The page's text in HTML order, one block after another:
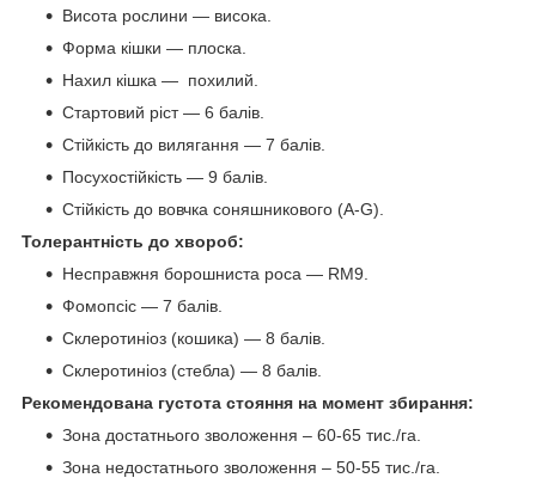
Висота рослини — висока.
Форма кішки — плоска.
Нахил кішка — похилий.
Стартовий ріст — 6 балів.
Стійкість до вилягання — 7 балів.
Посухостійкість — 9 балів.
Стійкість до вовчка соняшникового (А-G).
Толерантність до хвороб:
Несправжня борошниста роса — RM9.
Фомопсіс — 7 балів.
Склеротиніоз (кошика) — 8 балів.
Склеротиніоз (стебла) — 8 балів.
Рекомендована густота стояння на момент збирання:
Зона достатнього зволоження – 60-65 тис./га.
Зона недостатнього зволоження – 50-55 тис./га.